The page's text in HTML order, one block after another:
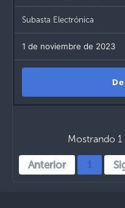
Subasta Electrónica
1 de noviembre de 2023
Mostrando 1
Anterior 1